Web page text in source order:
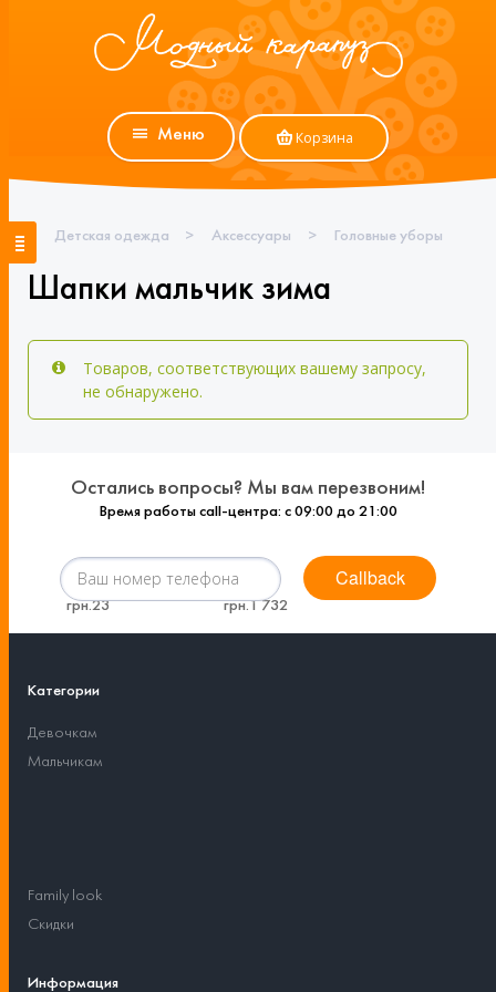
Меню Корзина
Детская одежда > Аксессуары > Головные уборы
Шапки мальчик зима
Товаров, соответствующих вашему запросу,
не обнаружено.
Остались вопросы? Мы вам перезвоним!
Время работы call-центра: с 09:00 до 21:00
Callback
Категории
Девочкам
Мальчикам
Family look
Скидки
Информация